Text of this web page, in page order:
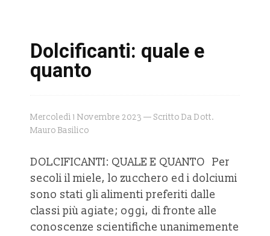
Dolcificanti: quale e
quanto
Mercoledì 1 Novembre 2023 — Scritto Da Dott.
Mauro Basilico
DOLCIFICANTI: QUALE E QUANTO Per
secoli il miele, lo zucchero ed i dolciumi
sono stati gli alimenti preferiti dalle
classi più agiate; oggi, di fronte alle
conoscenze scientifiche unanimemente